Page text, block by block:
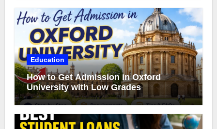
Education
How to Get Admission in Oxford
University with Low Grades